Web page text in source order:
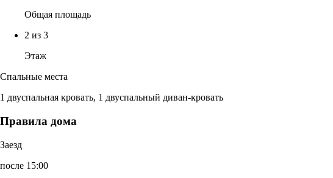
Общая площадь
2 из 3
Этаж
Спальные места
1 двуспальная кровать, 1 двуспальный диван-кровать
Правила дома
Заезд
после 15:00